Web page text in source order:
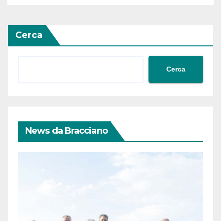
Cerca
Cerca
News da Bracciano